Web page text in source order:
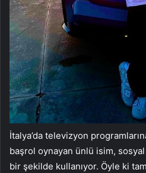
İtalya’da televizyon
başrol oynayan ünlü isim, sosyal
bir şekilde kullanıyor. Öyle ki